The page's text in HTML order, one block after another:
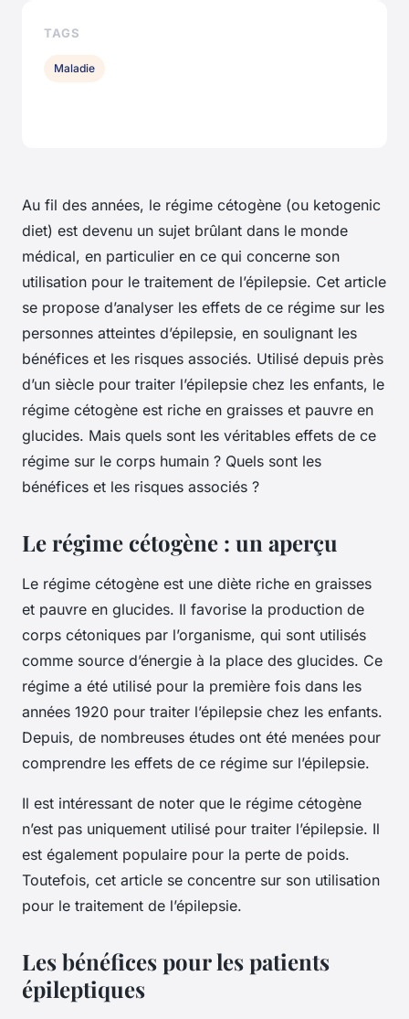
Au fil des années, le régime cétogène (ou ketogenic
diet) est devenu un sujet brûlant dans le monde
médical, en particulier en ce qui concerne son
utilisation pour le traitement de l’épilepsie. Cet article
se propose d’analyser les effets de ce régime sur les
personnes atteintes d’épilepsie, en soulignant les
bénéfices et les risques associés. Utilisé depuis près
d’un siècle pour traiter l’épilepsie chez les enfants, le
régime cétogène est riche en graisses et pauvre en
glucides. Mais quels sont les véritables effets de ce
régime sur le corps humain ? Quels sont les
bénéfices et les risques associés ?
Le régime cétogène : un aperçu
Le régime cétogène est une diète riche en graisses
et pauvre en glucides. Il favorise la production de
corps cétoniques par l’organisme, qui sont utilisés
comme source d’énergie à la place des glucides. Ce
régime a été utilisé pour la première fois dans les
années 1920 pour traiter l’épilepsie chez les enfants.
Depuis, de nombreuses études ont été menées pour
comprendre les effets de ce régime sur l’épilepsie.
Il est intéressant de noter que le régime cétogène
n’est pas uniquement utilisé pour traiter l’épilepsie. Il
est également populaire pour la perte de poids.
Toutefois, cet article se concentre sur son utilisation
pour le traitement de l’épilepsie.
Les bénéfices pour les patients
épileptiques
TAGS
Maladie